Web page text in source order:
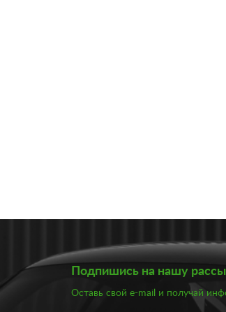
Подпишись на нашу
Оставь свой e-mail и получай